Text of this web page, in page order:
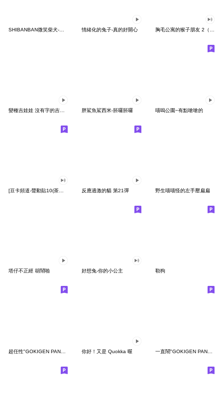
SHIBANBAN微笑柴犬-廢柴寶寶日常 情緒化的兔子-真的好開心 胸毛公寓的猴子朋友 2（有聲動態）
胖鯊魚鯊西米-胚囉胚囉 喵嗚公園−有點嗆嗆的
反應過激的貓 第21彈 野生喵喵怪的左手壓扁扁
塔仔不正經 胡鬧啪 好想兔-你的小公主 勒狗
你好！又是 Quokka 喔 一直鬧"GOKIGEN PANDA" 台灣版